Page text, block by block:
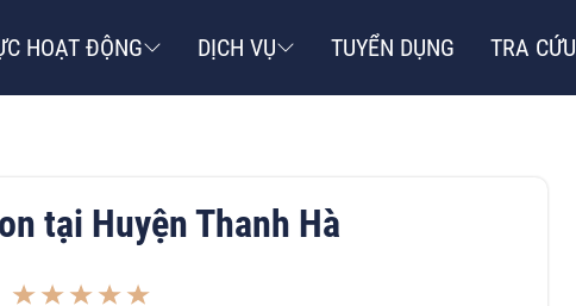
HOẠT ĐỘNG DỊCH VỤ TUYỂN DỤNG TRA CỨU
tại Huyện Thanh Hà